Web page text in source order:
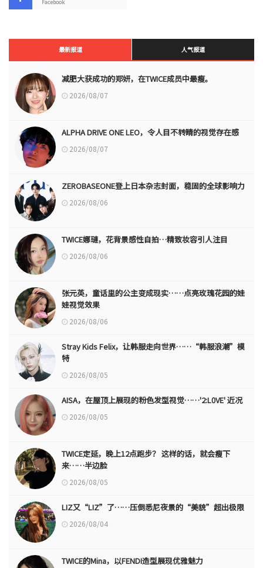
Facebook
最新报道 人气报道
减肥大获成功的郑妍，在TWICE成员中最瘦。
2026/08/07
ALPHA DRIVE ONE LEO，令人目不转睛的视觉存在感
2026/08/07
ZEROBASEONE登上日本杂志封面，稳固的全球影响力
2026/08/06
TWICE娜璉，花背景感性自拍…精致妆容引人注目
2026/08/06
张元英，童话里的公主变成现实……点亮玫瑰花园的娃
娃视觉效果
2026/08/06
Stray Kids Felix，让韩服走向世界……“韩服浪潮”模
特
2026/08/05
AISA，在屋顶上展现的粉色发型视觉……'2:L0VE' 近况
2026/08/05
TWICE定延，晚上12点跑步？ 这样的话，就会瘦下
来……半边脸
2026/08/05
LIZ又“LIZ”了……压倒悉尼夜景的“美貌”超出极限
2026/08/04
TWICE的Mina，以FENDI造型展现优雅魅力